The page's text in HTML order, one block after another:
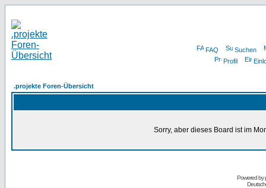
FAQ
Suchen
Profil
.projekte Foren-Übersicht
Sorry, aber dieses Board ist im
Powered by